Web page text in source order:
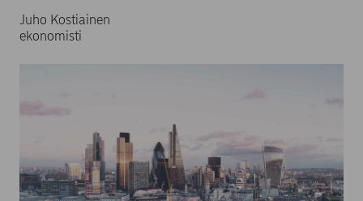
Juho Kostiainen
ekonomisti